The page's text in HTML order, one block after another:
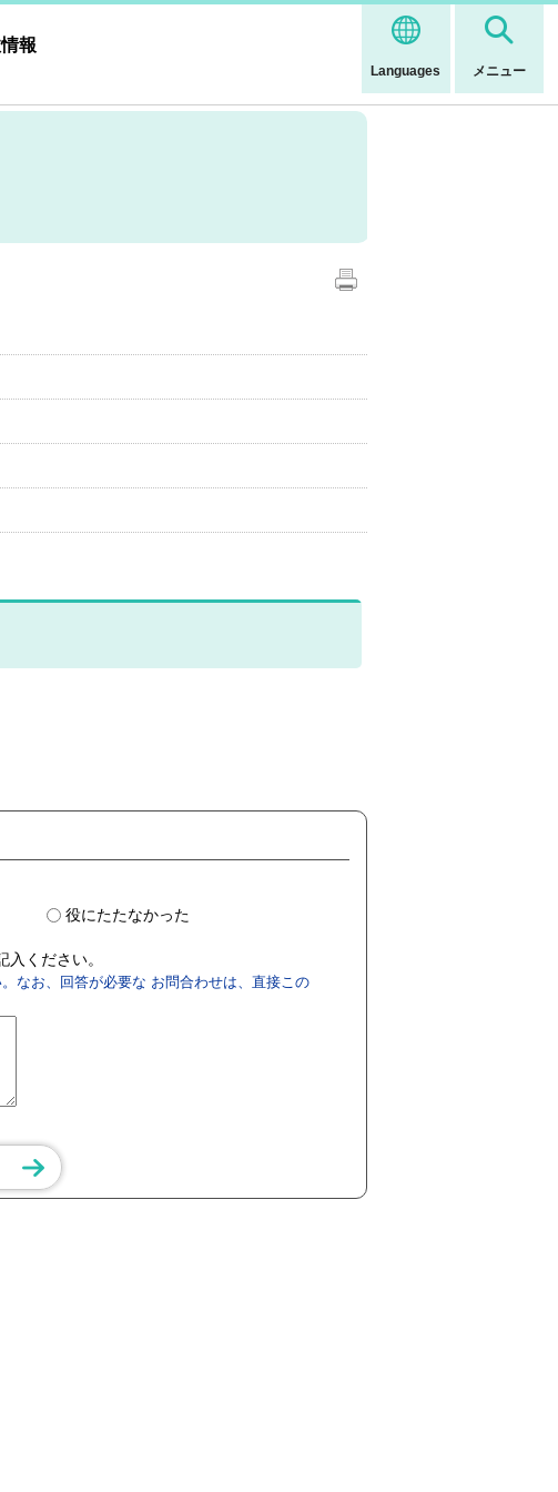
Languages メニュー
報
役にたたなかった
入ください。
なお、回答が必要な お問合わせは、直接この